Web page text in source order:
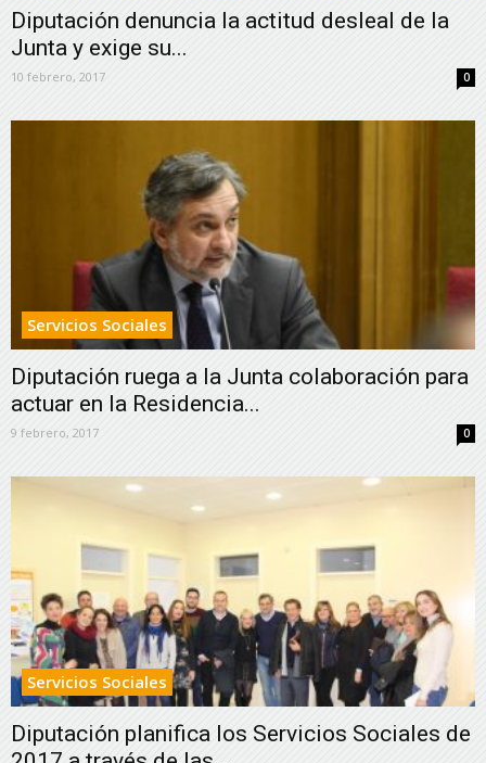
Diputación denuncia la actitud desleal de la
Junta y exige su...
10 febrero, 2017 0
Servicios Sociales
Diputación ruega a la Junta colaboración para
actuar en la Residencia...
9 febrero, 2017 0
Servicios Sociales
Diputación planifica los Servicios Sociales de